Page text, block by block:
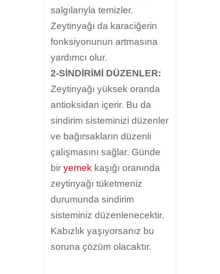
salgılarıyla temizler.
Zeytinyağı da karaciğerin
fonksiyonunun artmasına
yardımcı olur.
2-SİNDİRİMİ DÜZENLER:
Zeytinyağı yüksek oranda
antioksidan içerir. Bu da
sindirim sisteminizi düzenler
ve bağırsakların düzenli
çalışmasını sağlar. Günde
bir yemek kaşığı oranında
zeytinyağı tüketmeniz
durumunda sindirim
sisteminiz düzenlenecektir.
Kabızlık yaşıyorsanız bu
soruna çözüm olacaktır.